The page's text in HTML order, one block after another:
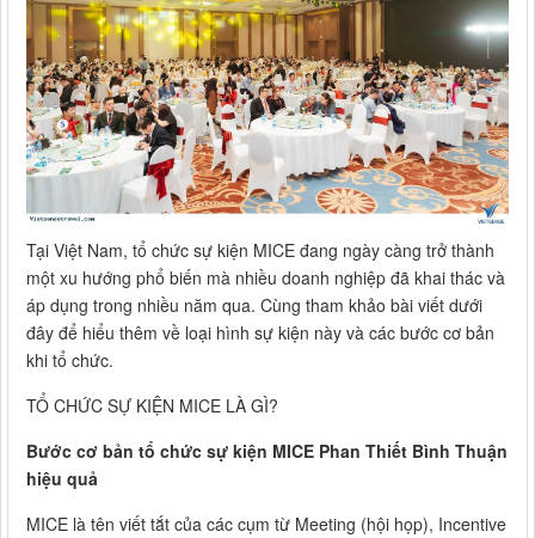
Tại Việt Nam, tổ chức sự kiện MICE đang ngày càng trở thành
một xu hướng phổ biến mà nhiều doanh nghiệp đã khai thác và
áp dụng trong nhiều năm qua. Cùng tham khảo bài viết dưới
đây để hiểu thêm về loại hình sự kiện này và các bước cơ bản
khi tổ chức.
TỔ CHỨC SỰ KIỆN MICE LÀ GÌ?
Bước cơ bản tổ chức sự kiện MICE Phan Thiết Bình Thuận
hiệu quả
MICE là tên viết tắt của các cụm từ Meeting (hội họp), Incentive